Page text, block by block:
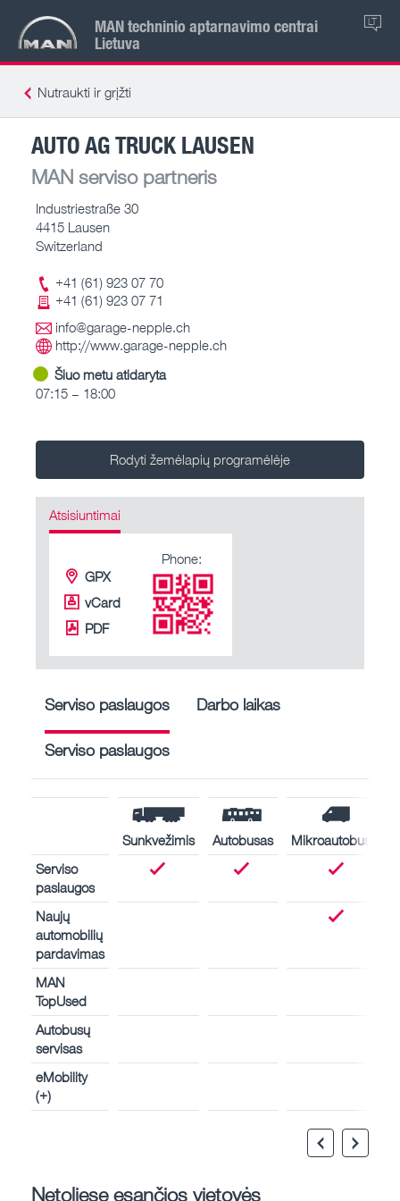
MAN techninio aptarnavimo centrai
Lietuva
LT
Nutraukti ir grįžti
AUTO AG TRUCK LAUSEN
MAN serviso partneris
Industriestraße 30
4415 Lausen
Switzerland
+41 (61) 923 07 70
+41 (61) 923 07 71
info@garage-nepple.ch
http://www.garage-nepple.ch
Šiuo metu atidaryta
07:15 – 18:00
Rodyti žemėlapių programėlėje
Atsisiuntimai
GPX
vCard
PDF
Phone:
Serviso paslaugos Darbo laikas
Serviso paslaugos
Sunkvežimis Autobusas
Mikroautobusas
Serviso
paslaugos
Naujų
automobilių
pardavimas
MAN
TopUsed
Autobusų
servisas
eMobility
(+)
Netoliese esančios vietovės